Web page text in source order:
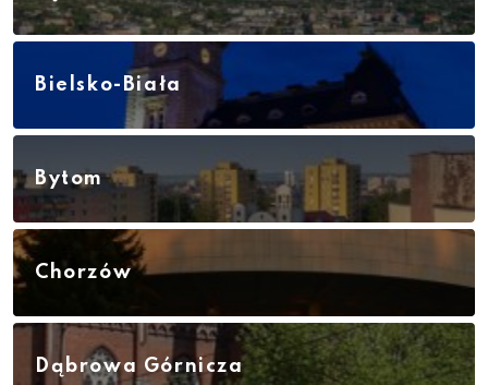
Bielsko-Biała
Bytom
Chorzów
Dąbrowa Górnicza